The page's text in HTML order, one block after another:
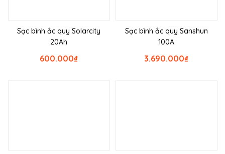
Sạc bình ắc quy Solarcity
20Ah
₫
600.000
Sạc bình ắc quy Sanshun
100A
₫
3.690.000